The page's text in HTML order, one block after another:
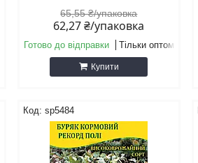
65,55 ₴/упаковка
62,27 ₴/упаковка
Готово до відправки Тільки оптом
Купити
sp5484